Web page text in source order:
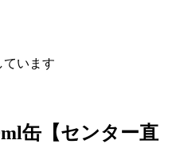
ています
缶【センター直